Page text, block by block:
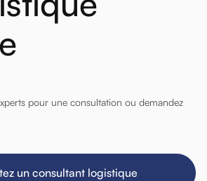
pour une consultation ou demandez
un consultant logistique